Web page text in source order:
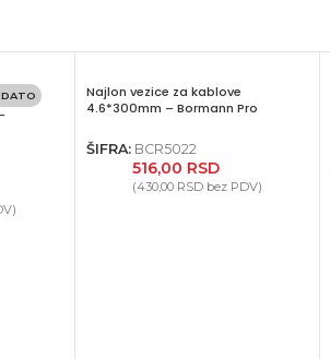
Najlon vezice za kablove
4.6*300mm – Bormann Pro
ŠIFRA: BCR5022
516,00 RSD
(430,00 RSDbez PDV)